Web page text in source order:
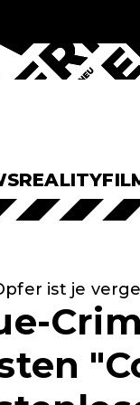
REALITY
ist je